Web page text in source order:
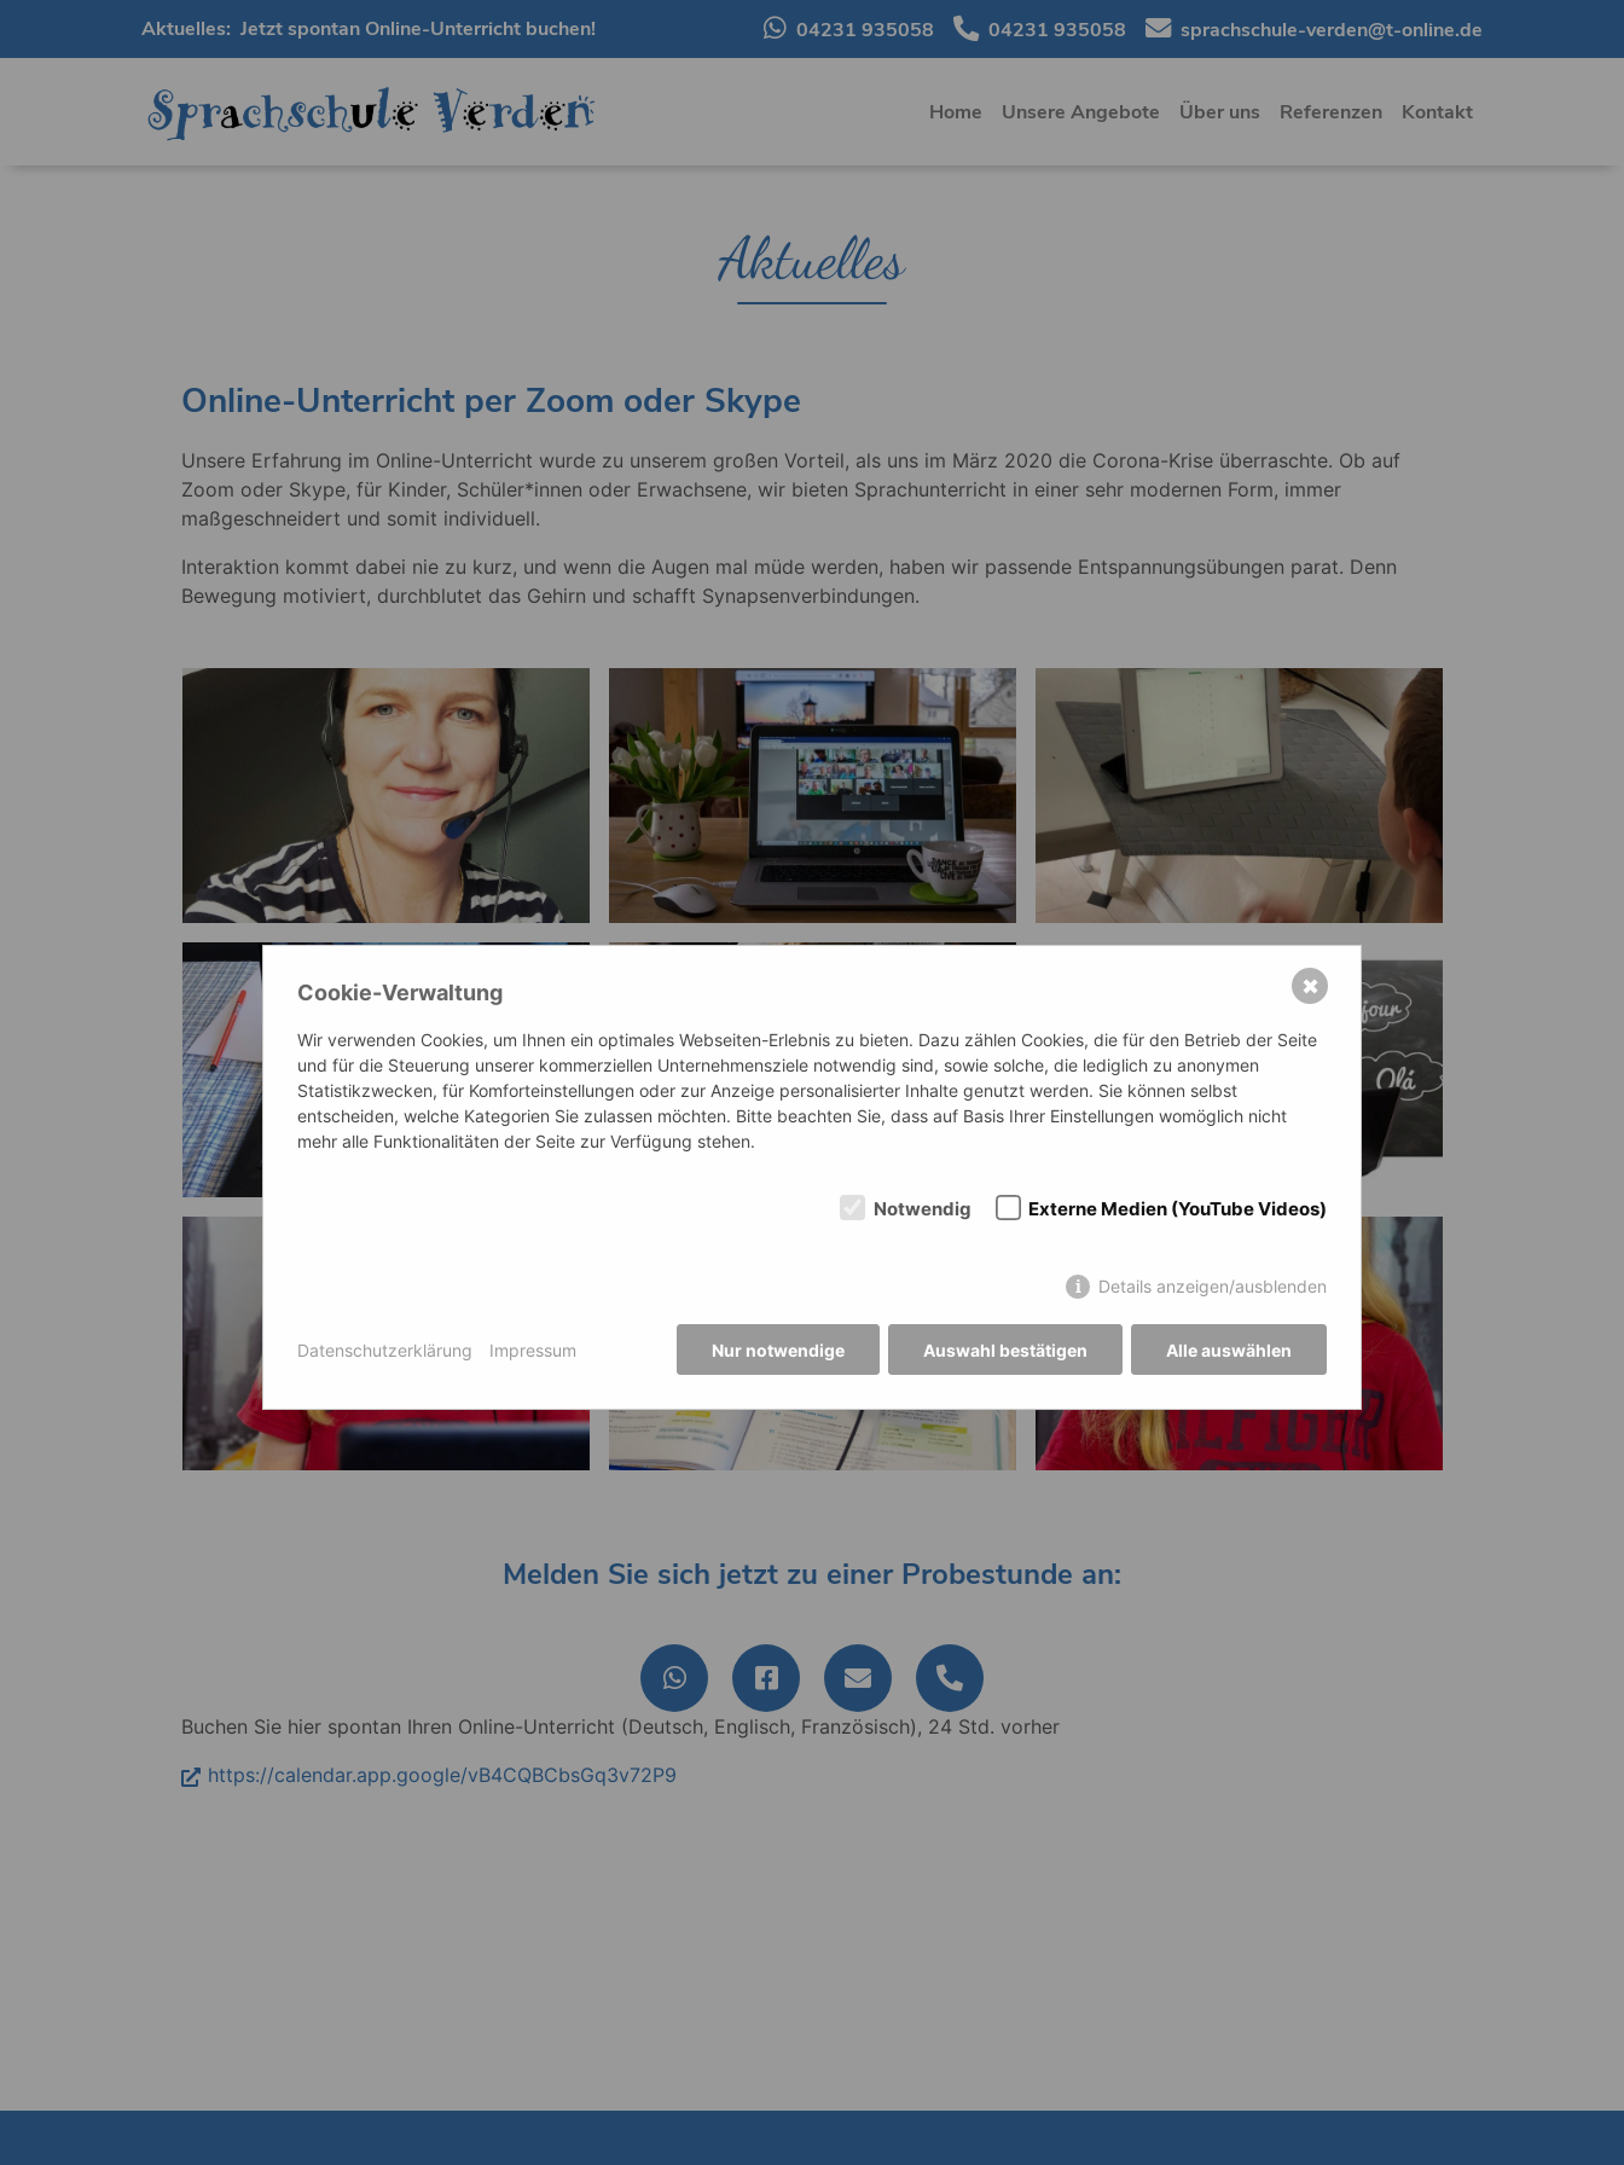
Aktuelles: Jetzt spontan Online-Unterricht buchen! 04231 935058 04231 935058 sprachschule-verden@t-online.de
Home Unsere Angebote Über uns Referenzen Kontakt
Aktuelles
Online-Unterricht per Zoom oder Skype
Unsere Erfahrung im Online-Unterricht wurde zu unserem großen Vorteil, als uns im März 2020 die Corona-Krise überraschte. Ob auf
Zoom oder Skype, für Kinder, Schüler*innen oder Erwachsene, wir bieten Sprachunterricht in einer sehr modernen Form, immer
maßgeschneidert und somit individuell.
Interaktion kommt dabei nie zu kurz, und wenn die Augen mal müde werden, haben wir passende Entspannungsübungen parat. Denn
Bewegung motiviert, durchblutet das Gehirn und schafft Synapsenverbindungen.
Melden Sie sich jetzt zu einer Probestunde an:
Buchen Sie hier spontan Ihren Online-Unterricht (Deutsch, Englisch, Französisch), 24 Std. vorher
https://calendar.app.google/vB4CQBCbsGq3v72P9
Cookie-Verwaltung
Wir verwenden Cookies, um Ihnen ein optimales Webseiten-Erlebnis zu bieten. Dazu zählen Cookies, die für den Betrieb der Seite
und für die Steuerung unserer kommerziellen Unternehmensziele notwendig sind, sowie solche, die lediglich zu anonymen
Statistikzwecken, für Komforteinstellungen oder zur Anzeige personalisierter Inhalte genutzt werden. Sie können selbst
entscheiden, welche Kategorien Sie zulassen möchten. Bitte beachten Sie, dass auf Basis Ihrer Einstellungen womöglich nicht
mehr alle Funktionalitäten der Seite zur Verfügung stehen.
Notwendig Externe Medien (YouTube Videos)
Details anzeigen/ausblenden
Nur notwendige Auswahl bestätigen Alle auswählen
Datenschutzerklärung Impressum
✖